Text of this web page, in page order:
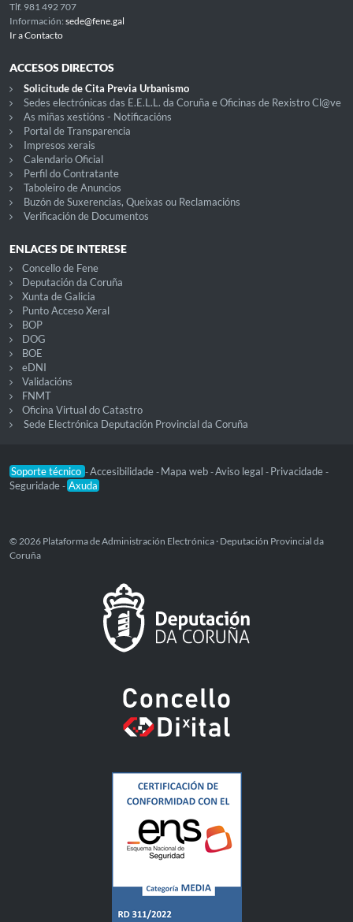
Tlf. 981 492 707
Información: sede@fene.gal
Ir a Contacto
ACCESOS DIRECTOS
Solicitude de Cita Previa Urbanismo
Sedes electrónicas das E.E.L.L. da Coruña e Oficinas de Rexistro Cl@ve
As miñas xestións - Notificacións
Portal de Transparencia
Impresos xerais
Calendario Oficial
Perfil do Contratante
Taboleiro de Anuncios
Buzón de Suxerencias, Queixas ou Reclamacións
Verificación de Documentos
ENLACES DE INTERESE
Concello de Fene
Deputación da Coruña
Xunta de Galicia
Punto Acceso Xeral
BOP
DOG
BOE
eDNI
Validacións
FNMT
Oficina Virtual do Catastro
Sede Electrónica Deputación Provincial da Coruña
Soporte técnico -Accesibilidade - Mapa web -Aviso legal - Privacidade -
Seguridade - Axuda
© 2026 Plataforma de Administración Electrónica · Deputación Provincial da
Coruña